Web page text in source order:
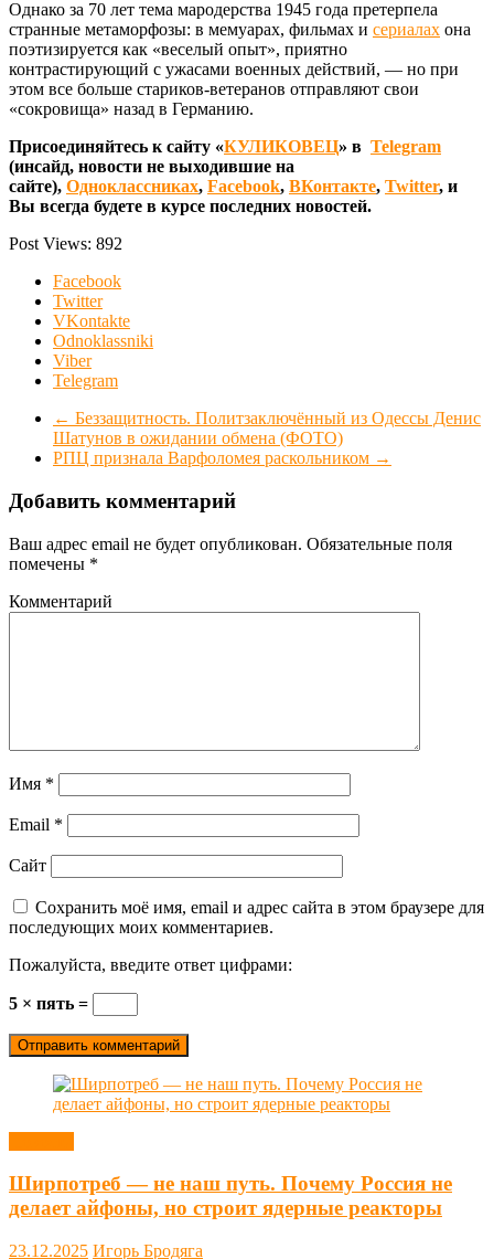
Однако за 70 лет тема мародерства 1945 года претерпела
странные метаморфозы: в мемуарах, фильмах и сериалах она
поэтизируется как «веселый опыт», приятно
контрастирующий с ужасами военных действий, — но при
этом все больше стариков-ветеранов отправляют свои
«сокровища» назад в Германию.
Присоединяйтесь к сайту «КУЛИКОВЕЦ» в Telegram
(инсайд, новости не выходившие на
сайте), Одноклассниках, Facebook, ВКонтакте, Twitter, и
Вы всегда будете в курсе последних новостей.
Post Views: 892
Facebook
Twitter
VKontakte
Odnoklassniki
Viber
Telegram
← Беззащитность. Политзаключённый из Одессы Денис
Шатунов в ожидании обмена (ФОТО)
РПЦ признала Варфоломея раскольником →
Добавить комментарий
Ваш адрес email не будет опубликован. Обязательные поля
помечены *
Комментарий
Имя *
Email *
Сайт
Сохранить моё имя, email и адрес сайта в этом браузере для
последующих моих комментариев.
Пожалуйста, введите ответ цифрами:
5 × пять =
Ширпотреб — не наш путь. Почему Россия не
делает айфоны, но строит ядерные реакторы
23.12.2025 Игорь Бродяга